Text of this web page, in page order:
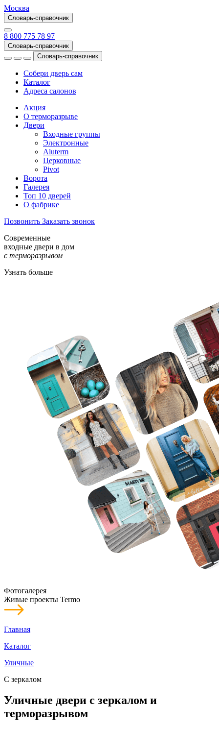
Москва
Словарь-справочник
8 800 775 78 97
Словарь-справочник
Словарь-справочник
Собери дверь сам
Каталог
Адреса салонов
Акция
О терморазрыве
Двери
Входные группы
Электронные
Aluterm
Церковные
Pivot
Ворота
Галерея
Топ 10 дверей
О фабрике
Позвонить Заказать звонок
Современные
входные двери в дом
с терморазрывом
Узнать больше
Фотогалерея
Живые проекты Termo
Главная
Каталог
Уличные
С зеркалом
Уличные двери с зеркалом и
терморазрывом